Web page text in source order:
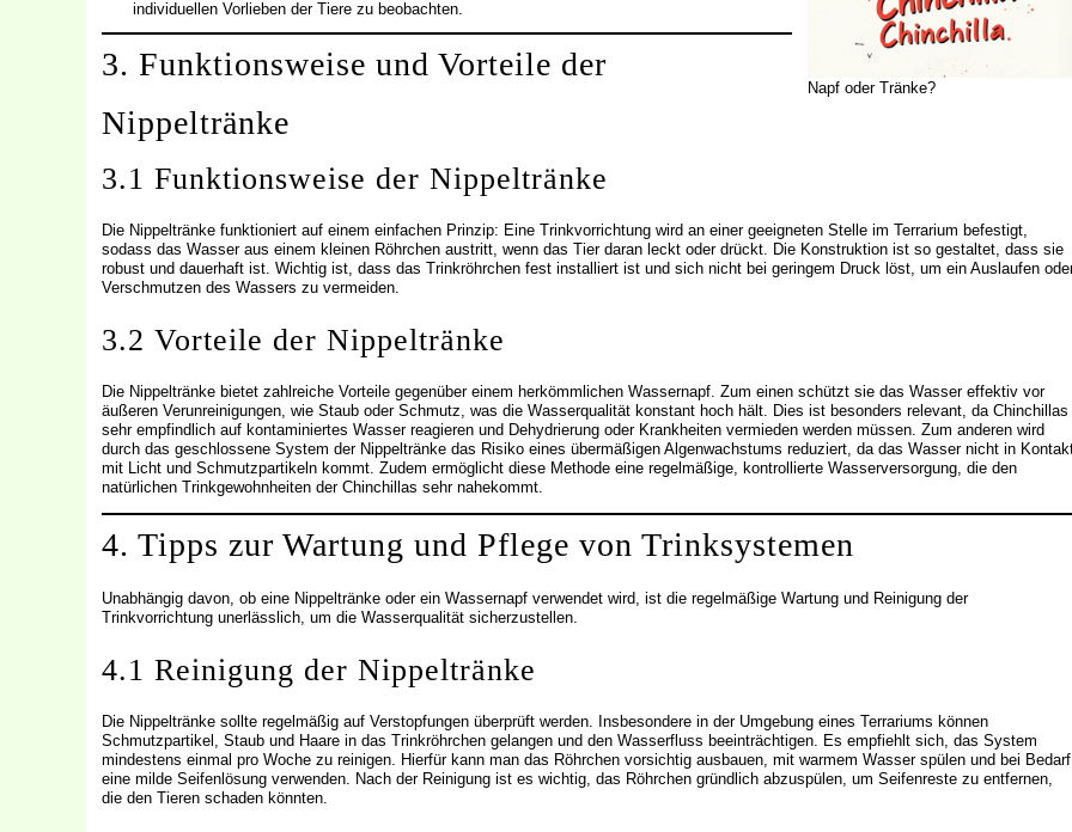
Napf oder Tränke?
individuellen Vorlieben der Tiere zu beobachten.
3. Funktionsweise und Vorteile der
Nippeltränke
3.1 Funktionsweise der Nippeltränke
Die Nippeltränke funktioniert auf einem einfachen Prinzip: Eine Trinkvorrichtung wird an einer geeigneten Stelle im Terrarium befestigt,
sodass das Wasser aus einem kleinen Röhrchen austritt, wenn das Tier daran leckt oder drückt. Die Konstruktion ist so gestaltet, dass sie
robust und dauerhaft ist. Wichtig ist, dass das Trinkröhrchen fest installiert ist und sich nicht bei geringem Druck löst, um ein Auslaufen
Verschmutzen des Wassers zu vermeiden.
3.2 Vorteile der Nippeltränke
Die Nippeltränke bietet zahlreiche Vorteile gegenüber einem herkömmlichen Wassernapf. Zum einen schützt sie das Wasser effektiv vor
äußeren Verunreinigungen, wie Staub oder Schmutz, was die Wasserqualität konstant hoch hält. Dies ist besonders relevant, da Chinchillas
sehr empfindlich auf kontaminiertes Wasser reagieren und Dehydrierung oder Krankheiten vermieden werden müssen. Zum anderen wird
durch das geschlossene System der Nippeltränke das Risiko eines übermäßigen Algenwachstums reduziert, da das Wasser nicht in
mit Licht und Schmutzpartikeln kommt. Zudem ermöglicht diese Methode eine regelmäßige, kontrollierte Wasserversorgung, die den
natürlichen Trinkgewohnheiten der Chinchillas sehr nahekommt.
4. Tipps zur Wartung und Pflege von Trinksystemen
Unabhängig davon, ob eine Nippeltränke oder ein Wassernapf verwendet wird, ist die regelmäßige Wartung und Reinigung der
Trinkvorrichtung unerlässlich, um die Wasserqualität sicherzustellen.
4.1 Reinigung der Nippeltränke
Die Nippeltränke sollte regelmäßig auf Verstopfungen überprüft werden. Insbesondere in der Umgebung eines Terrariums können
Schmutzpartikel, Staub und Haare in das Trinkröhrchen gelangen und den Wasserfluss beeinträchtigen. Es empfiehlt sich, das System
mindestens einmal pro Woche zu reinigen. Hierfür kann man das Röhrchen vorsichtig ausbauen, mit warmem Wasser spülen und bei Bedarf
eine milde Seifenlösung verwenden. Nach der Reinigung ist es wichtig, das Röhrchen gründlich abzuspülen, um Seifenreste zu entfernen,
die den Tieren schaden könnten.